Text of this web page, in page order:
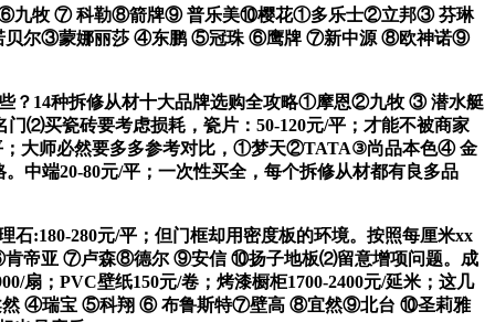
⑥九牧 ⑦ 科勒⑧箭牌⑨ 普乐美⑩樱花①多乐士②立邦③ 芬琳
贝尔③蒙娜丽莎 ④东鹏 ⑤冠珠 ⑥鹰牌 ⑦新中源 ⑧欧神诺⑨
？14种拆修从材十大品牌选购全攻略①摩恩②九牧 ③ 潜水艇
瓷砖要考虑损耗，瓷片：50-120元/平；才能不被商家
；大师必然要多多参考对比，①梦天②TATA③尚品本色④ 金
端20-80元/平；一次性买全，每个拆修从材都有良多品
:180-280元/平；但门框却用密度板的环境。按照每厘米xx
肯帝亚 ⑦卢森⑧德尔 ⑨安信 ⑩扬子地板⑵留意增项问题。成
扇；PVC壁纸150元/卷；烤漆橱柜1700-2400元/延米；这几
④瑞宝 ⑤科翔 ⑥ 布鲁斯特⑦壁高 ⑧宜然⑨北台 ⑩圣莉雅